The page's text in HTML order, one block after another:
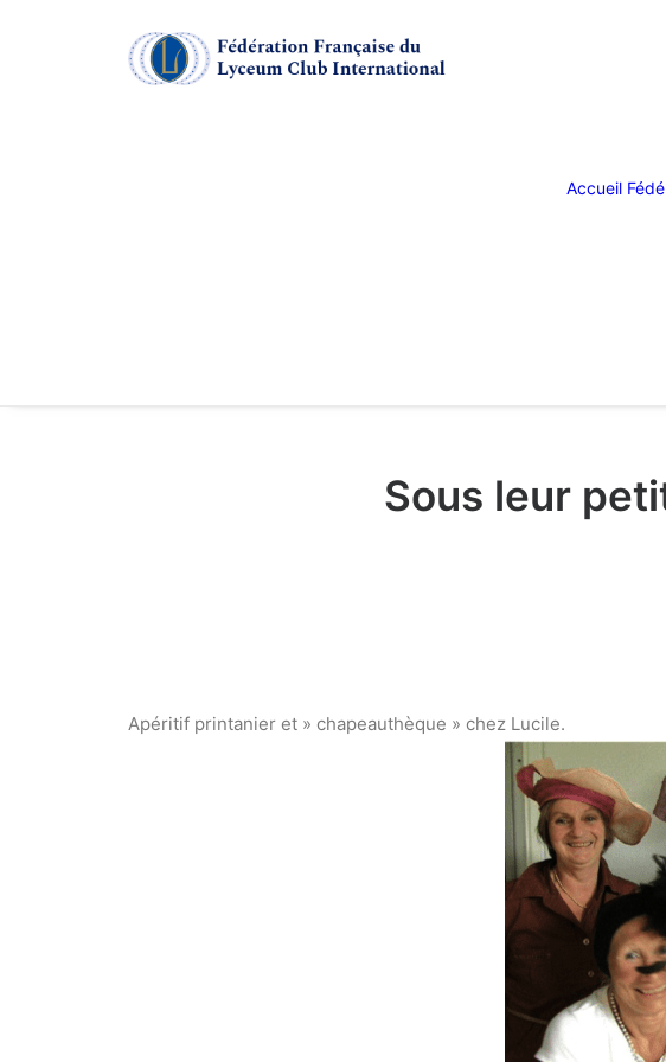
Accueil
Sous leur
Apéritif printanier et » chapeauthèque » chez Lucile.